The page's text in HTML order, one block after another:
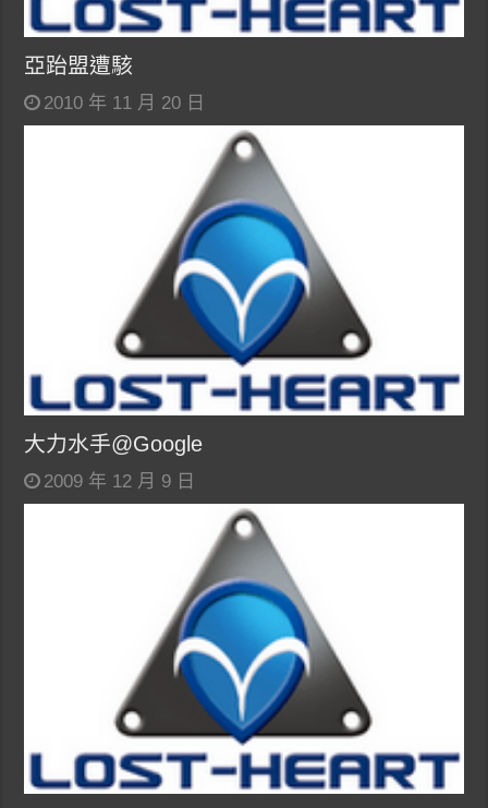
亞跆盟遭駭
2010 年 11 月 20 日
大力水手@Google
2009 年 12 月 9 日